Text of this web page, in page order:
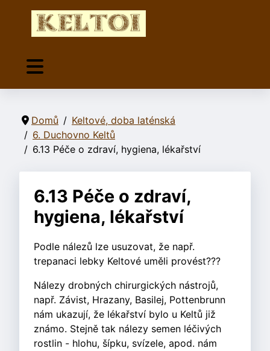
Domů
Keltové, doba laténská
6. Duchovno Keltů
6.13 Péče o zdraví, hygiena, lékařství
6.13 Péče o zdraví,
hygiena, lékařství
Podle nálezů lze usuzovat, že např.
trepanaci lebky Keltové uměli provést???
Nálezy drobných chirurgických nástrojů,
např. Závist, Hrazany, Basilej, Pottenbrunn
nám ukazují, že lékařství bylo u Keltů již
známo. Stejně tak nálezy semen léčivých
rostlin - hlohu, šípku, svízele, apod. nám